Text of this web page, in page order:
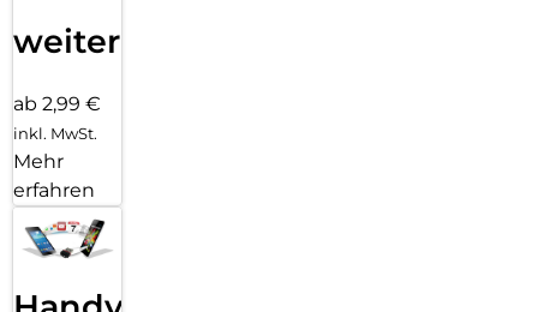
weiter
ab 2,99 €
inkl. MwSt.
Mehr
erfahren